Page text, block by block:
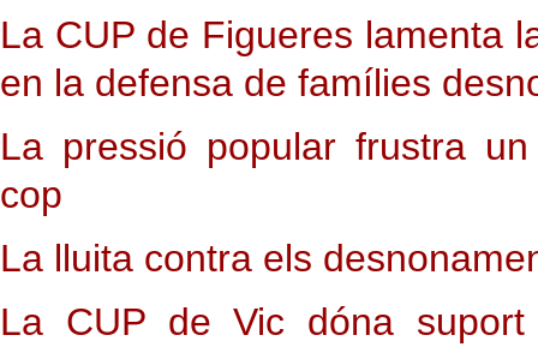
La CUP de Figueres lamenta
en la defensa de famílies
La pressió popular frustra
cop
La lluita contra els
La CUP de Vic dóna